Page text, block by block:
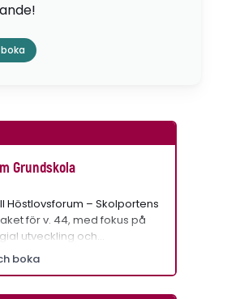
Grundskola
Höstlovsforum – Skolportens
för v. 44, med fokus på
utveckling och…
boka